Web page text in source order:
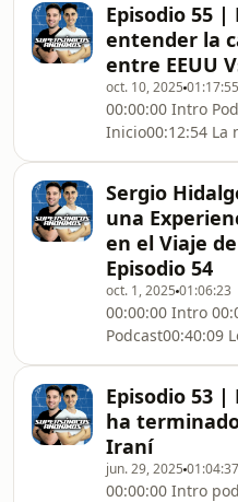
simuladores de
Emergencias
temer en los
¿Podría una
un avión?57:11
estar con el
sabe dónde hay
¿Cuánto se
un
Episodio 55 |
entender la
entre EEUU
oct. 10, 2025 01:17:55
00:00:00 Intro
Inicio00:12:54 La
EEUU00:37:11
Aterrizador
chino00:55:19
misiones01:00:40
delantera?
Sergio
una
en el Viaje
Episodio 54
oct. 1, 2025 01:06:23
00:00:00 Intro
Podcast00:40:09
Episodio 53
ha
Iraní
jun. 29, 2025 01:04:37
00:00:00 Intro